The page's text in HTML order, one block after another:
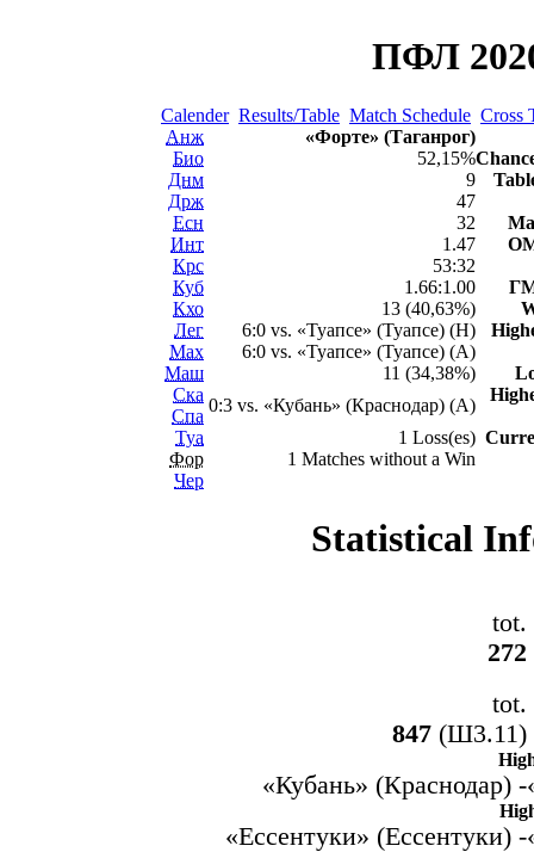
ПФЛ
Calender Results/Table Match Schedule Cross
Анж
Био
Днм
Држ
Есн
Инт
Крс
Куб
Кхо
Лег
Мах
Маш
Ска
Спа
Туа
Фор
Чер
«Форте» (Таганрог)
52,15%
9
47
32
1.47
53:32
1.66:1.00
13 (40,63%)
6:0 vs. «Туапсе» (Туапсе) (H)
6:0 vs. «Туапсе» (Туапсе) (A)
11 (34,38%)
0:3 vs. «Кубань» (Краснодар) (A)
1 Loss(es)
1 Matches without a Win
Statistical
tot.
272
tot.
847 (Ш3.11)
«Кубань» (Краснодар) -
«Ессентуки» (Ессентуки) -